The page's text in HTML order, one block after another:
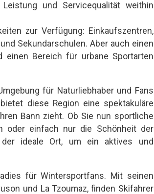
und Servicequalität weithin
zur Verfügung: Einkaufszentren,
Sekundarschulen. Aber auch einen
einen Bereich für urbane Sportarten
für Naturliebhaber und Fans
diese Region eine spektakuläre
Bann zieht. Ob Sie nun sportliche
oder einfach nur die Schönheit der
ideale Ort, um ein aktives und
für Wintersportfans. Mit seinen
und La Tzoumaz, finden Skifahrer